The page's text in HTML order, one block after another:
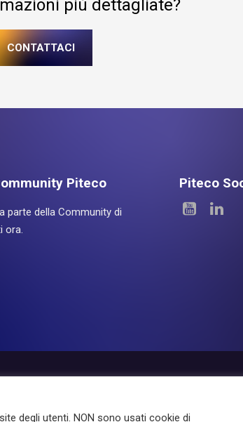
più dettagliate?
CONTATTACI
Piteco
parte della Community di
ora.
Piteco
degli utenti. NON sono usati cookie di